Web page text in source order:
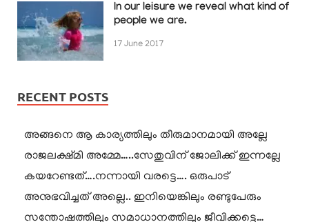
In our leisure we reveal what kind of
people we are.
17 June 2017
RECENT POSTS
അങ്ങനെ ആ കാര്യത്തിലും തീരുമാനമായി അല്ലേ
രാജലക്ഷ്മി അമ്മേ…..സേതുവിന് ജോലിക്ക് ഇന്നല്ലേ
കയറേണ്ടത്….നന്നായി വരട്ടെ…. ഒരുപാട്
അനുഭവിച്ചത് അല്ലെ.. ഇനിയെങ്കിലും രണ്ടുപേരും
സന്തോഷത്തിലും സമാധാനത്തിലും ജീവിക്കട്ടെ…